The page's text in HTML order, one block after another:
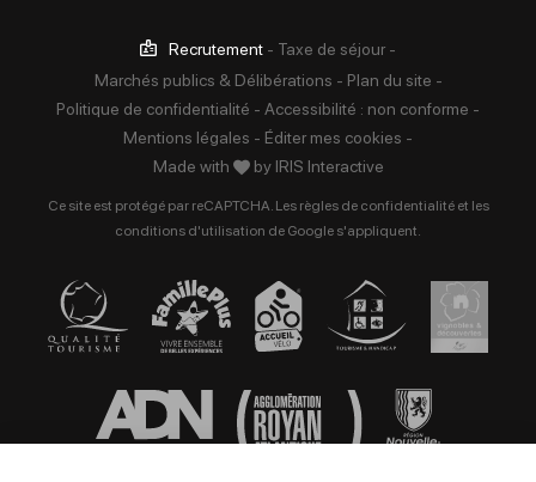
Recrutement - Taxe de séjour -
Marchés publics & Délibérations - Plan du site -
Politique de confidentialité - Accessibilité : non conforme -
Mentions légales - Éditer mes cookies -
Made with
by IRIS Interactive
Ce site est protégé par reCAPTCHA. Les règles de confidentialitéet les
conditions d'utilisation de Google s'appliquent.